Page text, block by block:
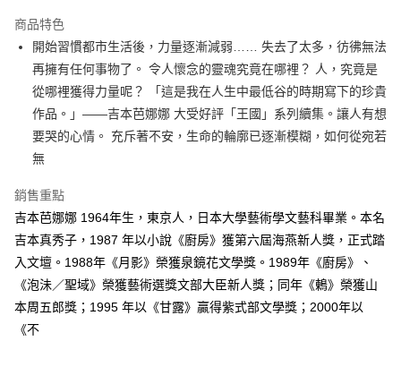
運送方式
付款後全家取貨
每筆NT$60，滿NT$499(含以上)免運費
付款後7-11取貨
每筆NT$60，滿NT$499(含以上)免運費
宅配
每筆NT$100，滿NT$499(含以上)免運費
商品特色
開始習慣都市生活後，力量逐漸減弱…… 失去了太多，彷彿無法
再擁有任何事物了。 令人懷念的靈魂究竟在哪裡？ 人，究竟是
從哪裡獲得力量呢？ 「這是我在人生中最低谷的時期寫下的珍貴
作品。」——吉本芭娜娜 大受好評「王國」系列續集。讓人有想
要哭的心情。 充斥著不安，生命的輪廓已逐漸模糊，如何從宛若
無
銷售重點
吉本芭娜娜 1964年生，東京人，日本大學藝術學文藝科畢業。本名
吉本真秀子，1987 年以小說《廚房》獲第六屆海燕新人獎，正式踏
入文壇。1988年《月影》榮獲泉鏡花文學獎。1989年《廚房》、
《泡沬／聖域》榮獲藝術選獎文部大臣新人獎；同年《鶇》榮獲山
本周五郎獎；1995 年以《甘露》贏得紫式部文學獎；2000年以
《不